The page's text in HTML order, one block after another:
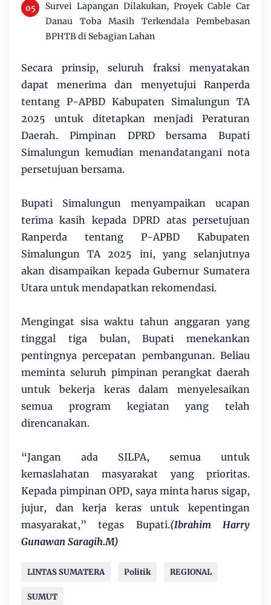
Survei Lapangan Dilakukan, Proyek Cable Car
Danau Toba Masih Terkendala Pembebasan
BPHTB di Sebagian Lahan
Secara prinsip, seluruh fraksi menyatakan
dapat menerima dan menyetujui Ranperda
tentang P-APBD Kabupaten Simalungun TA
2025 untuk ditetapkan menjadi Peraturan
Daerah. Pimpinan DPRD bersama Bupati
Simalungun kemudian menandatangani nota
persetujuan bersama.
Bupati Simalungun menyampaikan ucapan
terima kasih kepada DPRD atas persetujuan
Ranperda tentang P-APBD Kabupaten
Simalungun TA 2025 ini, yang selanjutnya
akan disampaikan kepada Gubernur Sumatera
Utara untuk mendapatkan rekomendasi.
Mengingat sisa waktu tahun anggaran yang
tinggal tiga bulan, Bupati menekankan
pentingnya percepatan pembangunan. Beliau
meminta seluruh pimpinan perangkat daerah
untuk bekerja keras dalam menyelesaikan
semua program kegiatan yang telah
direncanakan.
“Jangan ada SILPA, semua untuk
kemaslahatan masyarakat yang prioritas.
Kepada pimpinan OPD, saya minta harus sigap,
jujur, dan kerja keras untuk kepentingan
masyarakat,” tegas Bupati.(Ibrahim Harry
Gunawan Saragih.M)
LINTAS SUMATERA Politik REGIONAL
SUMUT